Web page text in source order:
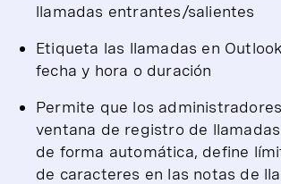
llamadas entrantes/salientes
Etiqueta las llamadas en
fecha y hora o duración
Permite que los
ventana de registro de
de forma automática, define
de caracteres en las notas de